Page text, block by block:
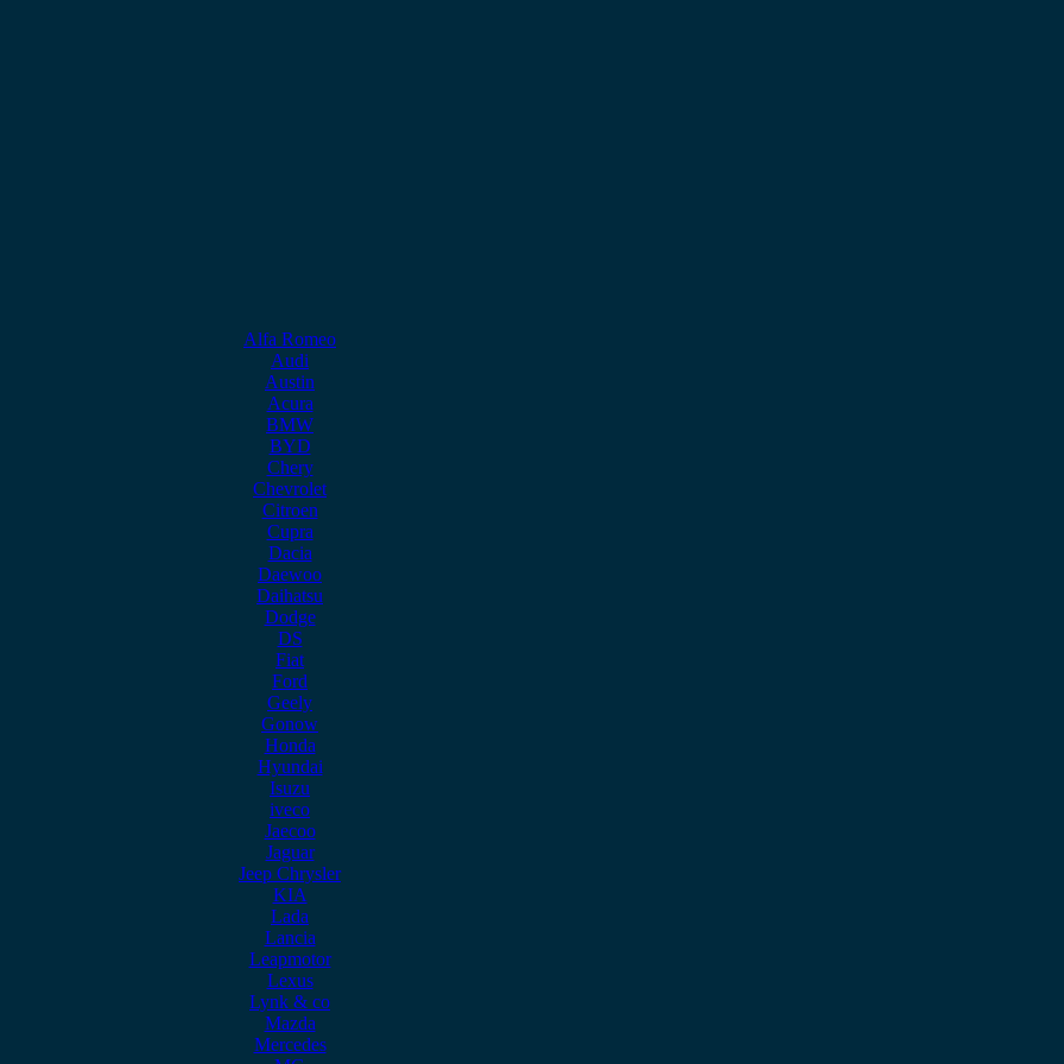
Alfa Romeo
Audi
Austin
Acura
BMW
BYD
Chery
Chevrolet
Citroen
Cupra
Dacia
Daewoo
Daihatsu
Dodge
DS
Fiat
Ford
Geely
Gonow
Honda
Hyundai
Isuzu
iveco
Jaecoo
Jaguar
Jeep Chrysler
KIA
Lada
Lancia
Leapmotor
Lexus
Lynk & co
Mazda
Mercedes